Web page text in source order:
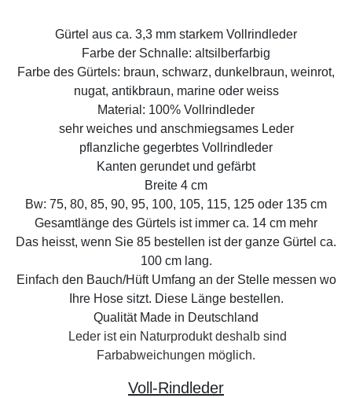
Gürtel aus ca. 3,3 mm starkem Vollrindleder
Farbe der Schnalle: altsilberfarbig
Farbe des Gürtels: braun, schwarz, dunkelbraun, weinrot,
nugat, antikbraun, marine oder weiss
Material: 100% Vollrindleder
sehr weiches und anschmiegsames Leder
pflanzliche gegerbtes Vollrindleder
Kanten gerundet und gefärbt
Breite 4 cm
Bw: 75, 80, 85, 90, 95, 100, 105, 115, 125 oder 135 cm
Gesamtlänge des Gürtels ist immer ca. 14 cm mehr
Das heisst, wenn Sie 85 bestellen ist der ganze Gürtel ca.
100 cm lang.
Einfach den Bauch/Hüft Umfang an der Stelle messen wo
Ihre Hose sitzt. Diese Länge bestellen.
Qualität Made in Deutschland
Leder ist ein Naturprodukt deshalb sind
Farbabweichungen möglich.
Voll-Rindleder